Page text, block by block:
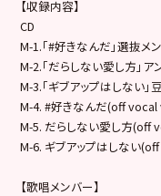
【収録内容】
CD
M-1.「#好きなんだ」選抜メ
M-2.「だらしない愛し方」
M-3.「ギブアップはしない
M-4. #好きなんだ(off vocal
M-5. だらしない愛し方(off
M-6. ギブアップはしない
【歌唱メンバー】